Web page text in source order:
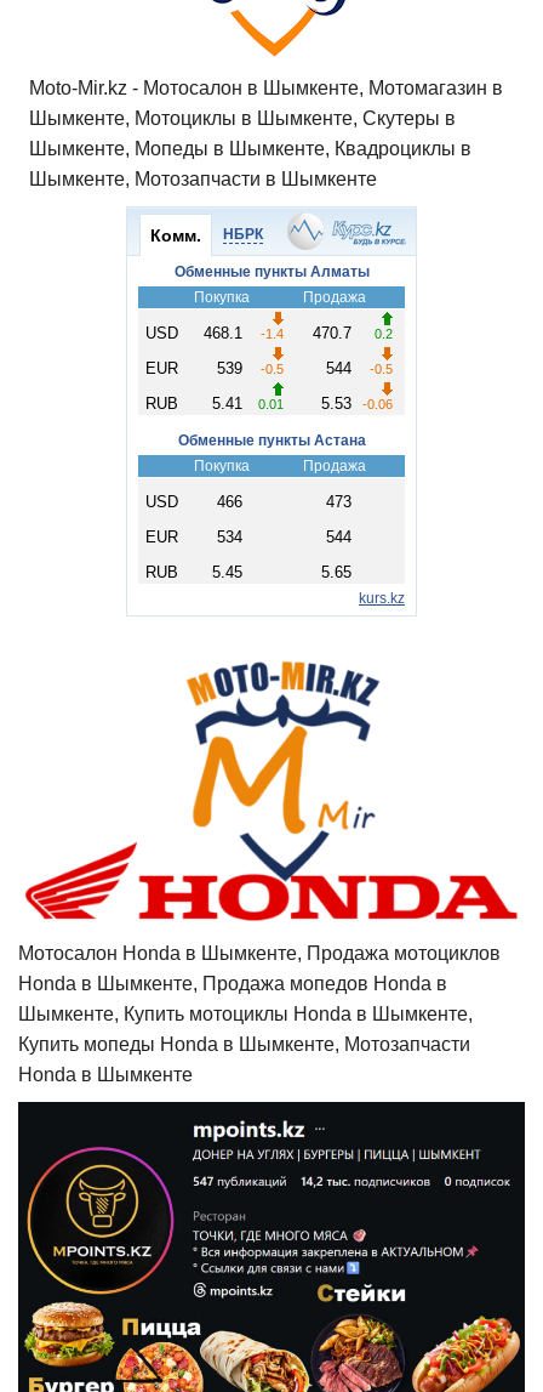
Moto-Mir.kz - Мотосалон в Шымкенте, Мотомагазин в
Шымкенте, Мотоциклы в Шымкенте, Скутеры в
Шымкенте, Мопеды в Шымкенте, Квадроциклы в
Шымкенте, Мотозапчасти в Шымкенте
Мотосалон Honda в Шымкенте, Продажа мотоциклов
Honda в Шымкенте, Продажа мопедов Honda в
Шымкенте, Купить мотоциклы Honda в Шымкенте,
Купить мопеды Honda в Шымкенте, Мотозапчасти
Honda в Шымкенте